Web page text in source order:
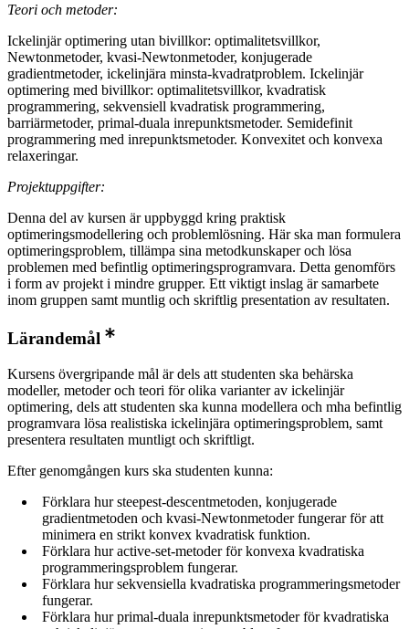
Teori och metoder:
Ickelinjär optimering utan bivillkor: optimalitetsvillkor,
Newtonmetoder, kvasi-Newtonmetoder, konjugerade
gradientmetoder, ickelinjära minsta-kvadratproblem. Ickelinjär
optimering med bivillkor: optimalitetsvillkor, kvadratisk
programmering, sekvensiell kvadratisk programmering,
barriärmetoder, primal-duala inrepunktsmetoder. Semidefinit
programmering med inrepunktsmetoder. Konvexitet och konvexa
relaxeringar.
Projektuppgifter:
Denna del av kursen är uppbyggd kring praktisk
optimeringsmodellering och problemlösning. Här ska man formulera
optimeringsproblem, tillämpa sina metodkunskaper och lösa
problemen med befintlig optimeringsprogramvara. Detta genomförs
i form av projekt i mindre grupper. Ett viktigt inslag är samarbete
inom gruppen samt muntlig och skriftlig presentation av resultaten.
Lärandemål
Kursens övergripande mål är dels att studenten ska behärska
modeller, metoder och teori för olika varianter av ickelinjär
optimering, dels att studenten ska kunna modellera och mha befintlig
programvara lösa realistiska ickelinjära optimeringsproblem, samt
presentera resultaten muntligt och skriftligt.
Efter genomgången kurs ska studenten kunna:
Förklara hur steepest-descentmetoden, konjugerade
gradientmetoden och kvasi-Newtonmetoder fungerar för att
minimera en strikt konvex kvadratisk funktion.
Förklara hur active-set-metoder för konvexa kvadratiska
programmeringsproblem fungerar.
Förklara hur sekvensiella kvadratiska programmeringsmetoder
fungerar.
Förklara hur primal-duala inrepunktsmetoder för kvadratiska